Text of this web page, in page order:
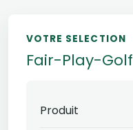
VOTRE SELECTION
Fair-Play-Golf
Produit